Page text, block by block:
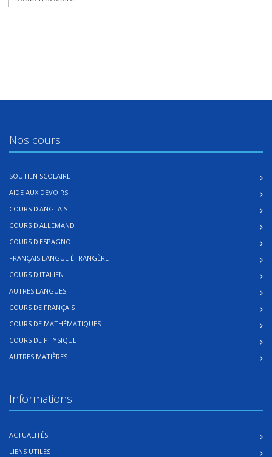
Nos cours
SOUTIEN SCOLAIRE
AIDE AUX DEVOIRS
COURS D'ANGLAIS
COURS D'ALLEMAND
COURS D'ESPAGNOL
FRANÇAIS LANGUE ÉTRANGÈRE
COURS D'ITALIEN
AUTRES LANGUES
COURS DE FRANÇAIS
COURS DE MATHÉMATIQUES
COURS DE PHYSIQUE
AUTRES MATIÈRES
Informations
ACTUALITÉS
LIENS UTILES